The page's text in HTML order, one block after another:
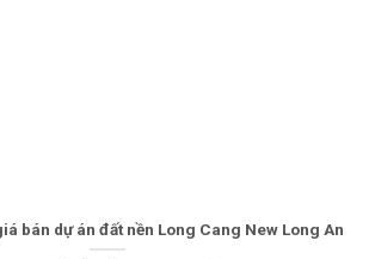
bán dự án đất nền Long Cang New Long An